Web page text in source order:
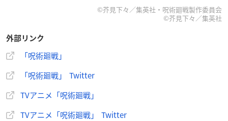
©芥見下々／集英社・呪術廻戦製作委員会
©芥見下々／集英社
外部リンク
「呪術廻戦」
「呪術廻戦」 Twitter
TVアニメ「呪術廻戦」
TVアニメ「呪術廻戦」 Twitter